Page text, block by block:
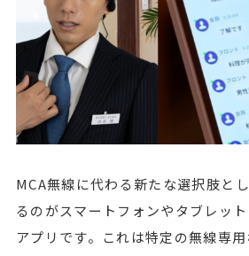
MCA無線に代わる新たな選択肢と
るのがスマートフォンやタブレッ
アプリです。これは特定の無線専